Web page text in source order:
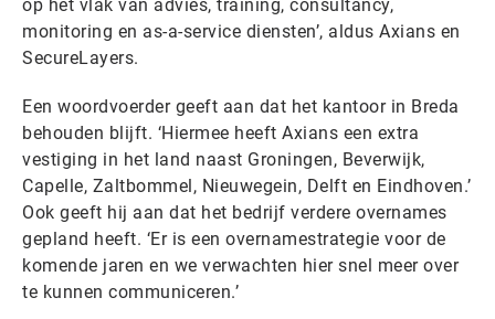
op het vlak van advies, training, consultancy,
monitoring en as-a-service diensten’, aldus Axians en
SecureLayers.
Een woordvoerder geeft aan dat het kantoor in Breda
behouden blijft. ‘Hiermee heeft Axians een extra
vestiging in het land naast Groningen, Beverwijk,
Capelle, Zaltbommel, Nieuwegein, Delft en Eindhoven.’
Ook geeft hij aan dat het bedrijf verdere overnames
gepland heeft. ‘Er is een overnamestrategie voor de
komende jaren en we verwachten hier snel meer over
te kunnen communiceren.’